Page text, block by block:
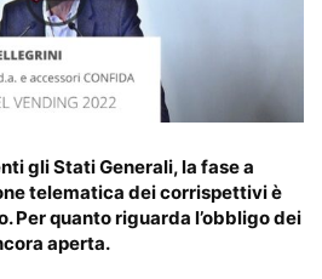
gli Stati Generali, la fase a
telematica dei corrispettivi è
Per quanto riguarda l’obbligo dei
aperta.